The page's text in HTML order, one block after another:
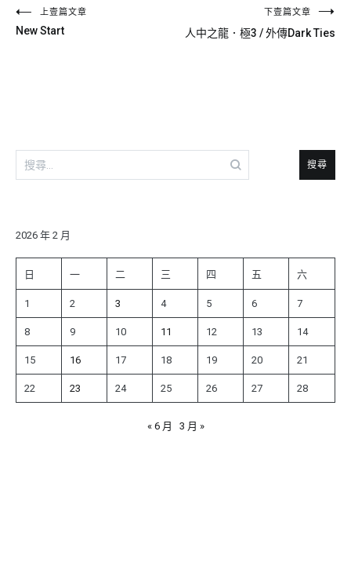
文
章
上壹篇文章
New Start
下壹篇文章
人中之龍．極3 / 外傳Dark Ties
搜
尋
字:
2026 年 2 月
日 一 二 三 四 五 六
1 2 3 4 5 6 7
8 9 10 11 12 13 14
15 16 17 18 19 20 21
22 23 24 25 26 27 28
« 6 月 3 月 »